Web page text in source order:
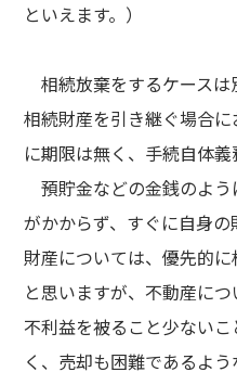
といえます。）
相続放棄をするケースは
相続財産を引き継ぐ場合
に期限は無く、手続自体義
預貯金などの金銭のよ
がかからず、すぐに自身
財産については、優先的
と思いますが、不動産に
不利益を被ること少ない
く、売却も困難であるよ